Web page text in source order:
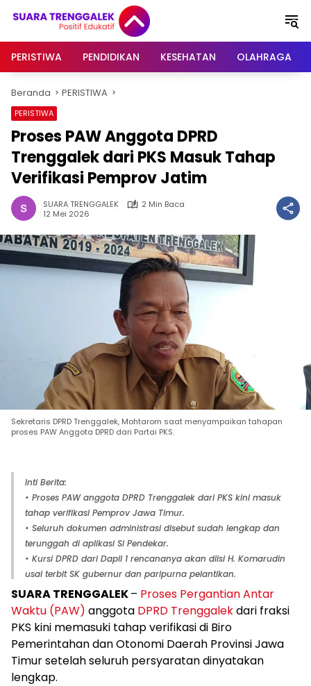
PERISTIWA
PENDIDIKAN KESEHATAN OLAHRAGA
Beranda PERISTIWA
PERISTIWA
Proses PAW Anggota DPRD
Trenggalek dari PKS Masuk Tahap
Verifikasi Pemprov Jatim
SUARA TRENGGALEK
2 Min Baca
12 Mei 2026
Sekretaris DPRD Trenggalek, Mohtarom saat menyampaikan tahapan
proses PAW Anggota DPRD dari Partai PKS.
Inti Berita:
• Proses PAW anggota DPRD Trenggalek dari PKS kini masuk
tahap verifikasi Pemprov Jawa Timur.
• Seluruh dokumen administrasi disebut sudah lengkap dan
terunggah di aplikasi Si Pendekar.
• Kursi DPRD dari Dapil 1 rencananya akan diisi H. Komarudin
usai terbit SK gubernur dan paripurna pelantikan.
SUARA TRENGGALEK– Proses Pergantian Antar
Waktu (PAW) anggota DPRD Trenggalekdari fraksi
PKS kini memasuki tahap verifikasi di Biro
Pemerintahan dan Otonomi Daerah Provinsi Jawa
Timur setelah seluruh persyaratan dinyatakan
lengkap.